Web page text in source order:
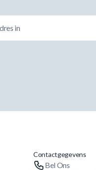
Contactgegevens
Bel Ons